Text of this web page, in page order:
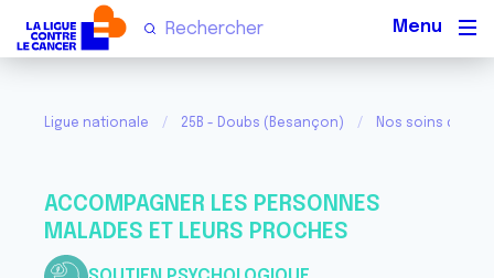
Ligue nationale 25B - Doubs (Besançon) Nos soins de
ACCOMPAGNER LES PERSONNES
MALADES ET LEURS PROCHES